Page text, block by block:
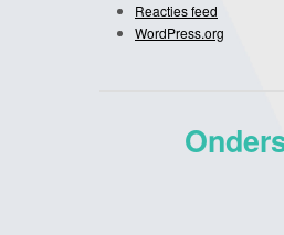
Reacties feed
WordPress.org